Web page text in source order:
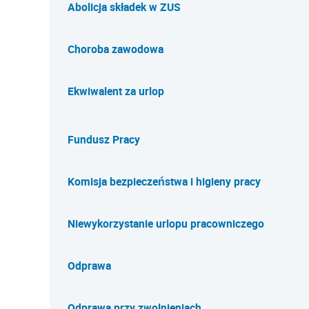
Abolicja składek w ZUS
Choroba zawodowa
Ekwiwalent za urlop
Fundusz Pracy
Komisja bezpieczeństwa i higieny pracy
Niewykorzystanie urlopu pracowniczego
Odprawa